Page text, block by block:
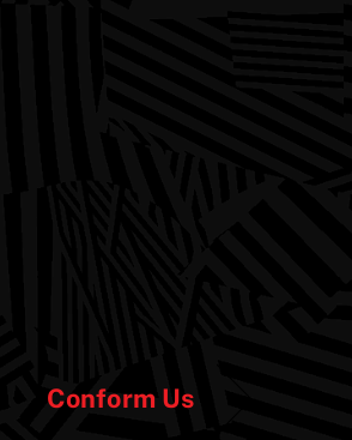
Conform Us